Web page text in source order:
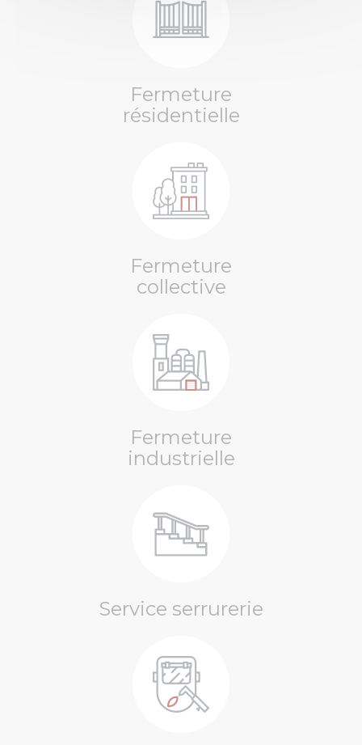
Fermeture
résidentielle
Fermeture
collective
Fermeture
industrielle
Service serrurerie